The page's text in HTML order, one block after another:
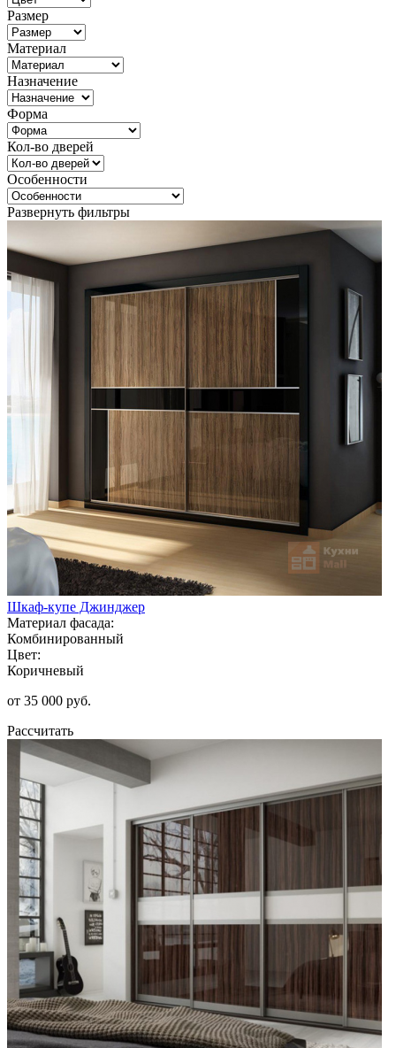
Размер
Материал
Назначение
Форма
Кол-во дверей
Особенности
Развернуть фильтры
Шкаф-купе Джинджер
Материал фасада:
Комбинированный
Цвет:
Коричневый
от 35 000 руб.
Рассчитать